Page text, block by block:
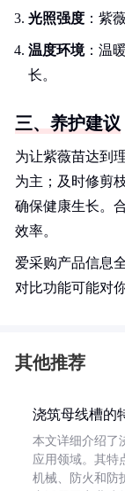
光照强度 ：紫
温度环境：温
长。
三、养护建议
为让紫薇苗达到
为主；及时修剪
确保健康生长。
效率。
爱采购产品信息
对比功能可能对
其他推荐
浇筑母线槽的
本文详细介绍了
应用领域。其特
机械、防火和防